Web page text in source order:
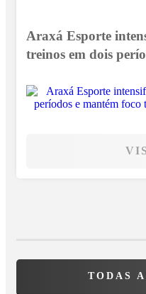
Araxá Esporte
treinos em dois
TODAS